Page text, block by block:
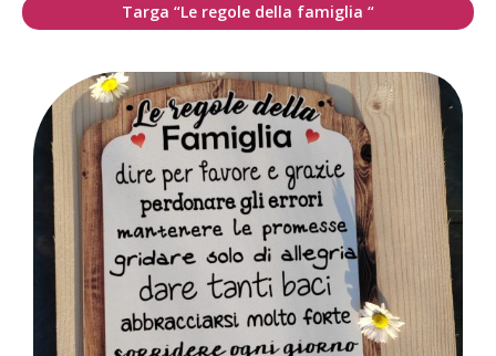
Targa “Le regole della famiglia “